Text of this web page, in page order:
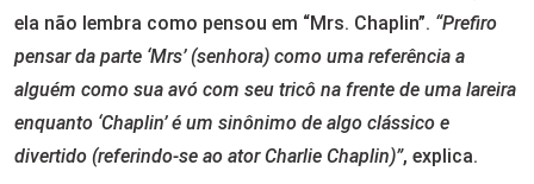
ela não lembra como pensou em “Mrs. Chaplin”. “Prefiro
pensar da parte ‘Mrs’ (senhora) como uma referência a
alguém como sua avó com seu tricô na frente de uma lareira
enquanto ‘Chaplin’ é um sinônimo de algo clássico e
divertido (referindo-se ao ator Charlie Chaplin)”, explica.